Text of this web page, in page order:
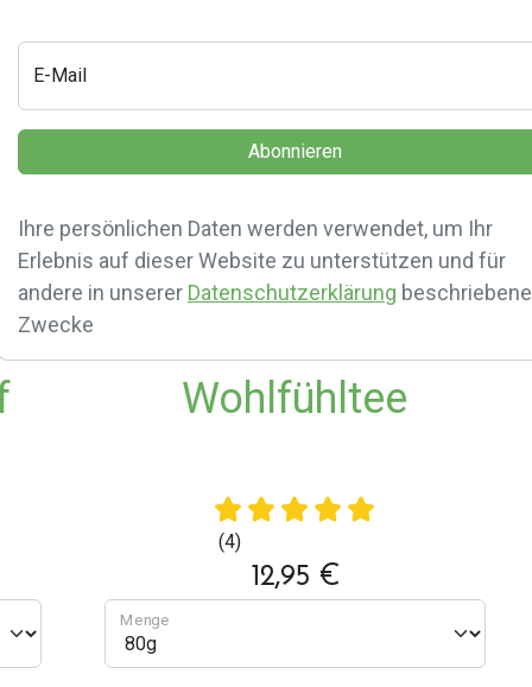
Wohlfühltee
(4)
12,95 €
Menge
E-Mail
Ihre persönlichen Daten werden verwendet, um Ihr
Erlebnis auf dieser Website zu unterstützen und für
andere in unserer Datenschutzerklärung beschriebene
Zwecke